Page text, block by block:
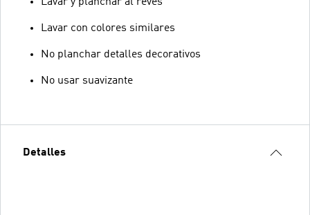
Lavar con colores similares
No planchar detalles decorativos
No usar suavizante
Detalles